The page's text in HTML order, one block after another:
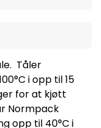
Tåler
i opp til 15
for at kjøtt
Normpack
opp til 40°C i